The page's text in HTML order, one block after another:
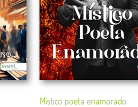
Místico poeta enamorado